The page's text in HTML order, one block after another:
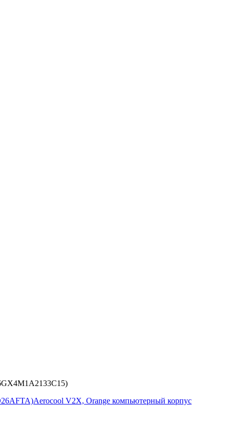
Aerocool V2X, Orange компьютерный корпус